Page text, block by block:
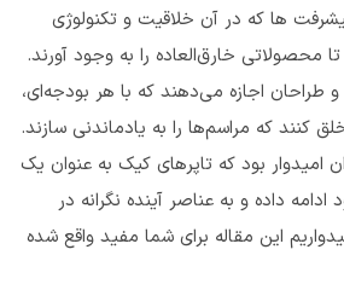
ها که در آن خلاقیت و تکنولوژی
خارق‌العاده را به وجود آورند.
و طراحان اجازه می‌دهند که با هر بودجه‌ای،
کنند که مراسم‌ها را به یادماندنی سازند.
امیدوار بود که تاپرهای کیک به عنوان یک
داده و به عناصر آینده نگرانه در
این مقاله برای شما مفید واقع شده